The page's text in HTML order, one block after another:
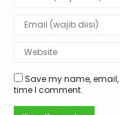
Save my name,
time I comment.